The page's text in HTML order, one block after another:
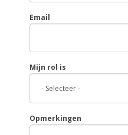
Email
Mijn rol is
Opmerkingen